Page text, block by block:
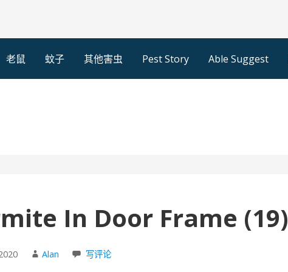
老鼠 蚊子 其他害虫 Pest Story Able Suggest
In Door Frame (19)
Alan 写评论